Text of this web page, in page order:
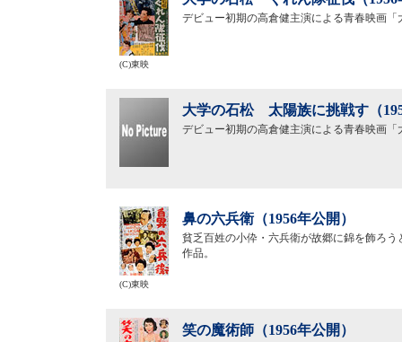
デビュー初期の高倉健主演による青春映画
(C)東映
大学の石松 太陽族に挑戦す（
デビュー初期の高倉健主演による青春映画
鼻の六兵衛（1956年公開）
貧乏百姓の小伜・六兵衛が故郷に錦を飾ろ
作品。
(C)東映
笑の魔術師（1956年公開）